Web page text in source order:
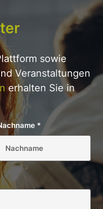
sowie
Veranstaltungen
erhalten Sie in
*